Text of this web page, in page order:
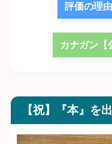
評価の理
カナガン【
【祝】『本』を